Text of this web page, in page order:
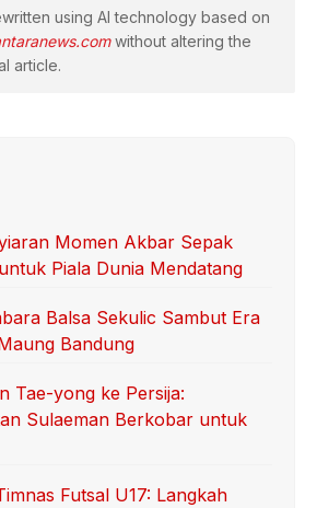
using AI technology based on
without altering the
article.
Momen Akbar Sepak
Piala Dunia Mendatang
Balsa Sekulic Sambut Era
Bandung
Tae-yong ke Persija:
Sulaeman Berkobar untuk
Futsal U17: Langkah